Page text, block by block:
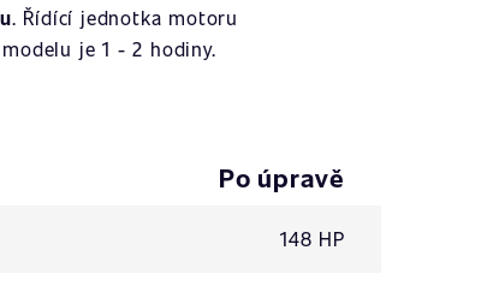
. Řídící jednotka motoru
je 1 - 2 hodiny.
Po úpravě
148 HP